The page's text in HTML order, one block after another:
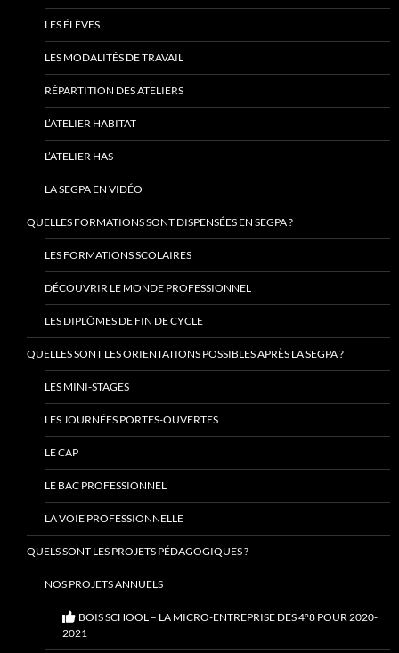
LES ÉLÈVES
LES MODALITÉS DE TRAVAIL
RÉPARTITION DES ATELIERS
L’ATELIER HABITAT
L’ATELIER HAS
LA SEGPA EN VIDÉO
QUELLES FORMATIONS SONT DISPENSÉES EN SEGPA ?
LES FORMATIONS SCOLAIRES
DÉCOUVRIR LE MONDE PROFESSIONNEL
LES DIPLÔMES DE FIN DE CYCLE
QUELLES SONT LES ORIENTATIONS POSSIBLES APRÈS LA SEGPA ?
LES MINI-STAGES
LES JOURNÉES PORTES-OUVERTES
LE CAP
LE BAC PROFESSIONNEL
LA VOIE PROFESSIONNELLE
QUELS SONT LES PROJETS PÉDAGOGIQUES ?
NOS PROJETS ANNUELS
BOIS SCHOOL – LA MICRO-ENTREPRISE DES 4°8 POUR 2020-
2021